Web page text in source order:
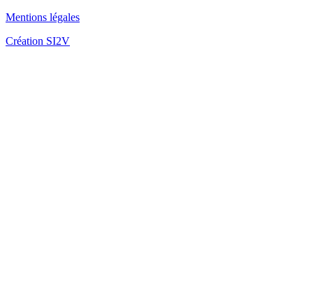
Mentions légales
Création SI2V